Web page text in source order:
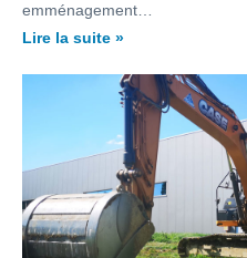
emménagement…
Lire la suite »